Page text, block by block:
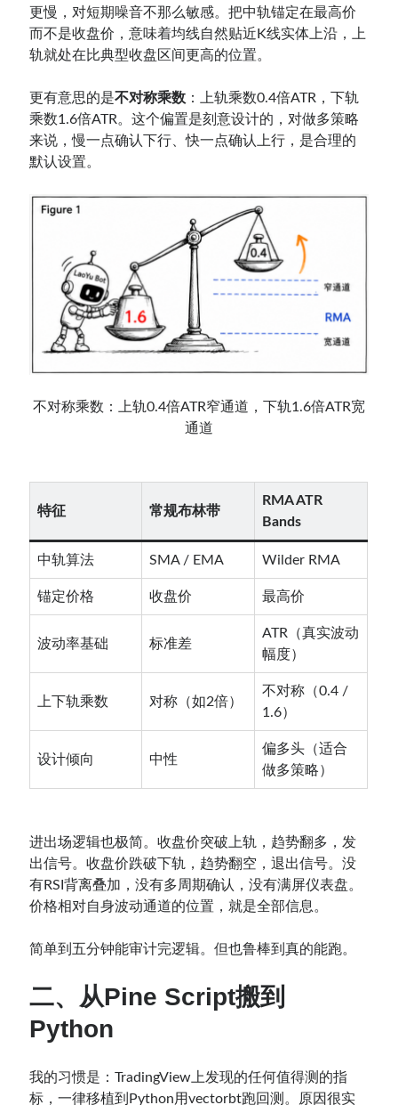
更慢，对短期噪音不那么敏感。把中轨锚定在最高价
而不是收盘价，意味着均线自然贴近K线实体上沿，上
轨就处在比典型收盘区间更高的位置。
更有意思的是不对称乘数 ：上轨乘数0.4倍ATR，下轨
乘数1.6倍ATR。这个偏置是刻意设计的，对做多策略
来说，慢一点确认下行、快一点确认上行，是合理的
默认设置。
不对称乘数：上轨0.4倍ATR窄通道，下轨1.6倍ATR宽
通道
特征 常规布林带
RMA ATR
Bands
中轨算法 SMA / EMA Wilder RMA
锚定价格 收盘价 最高价
波动率基础 标准差
ATR（真实波动
幅度）
上下轨乘数 对称（如2倍）
不对称（0.4 /
1.6）
设计倾向 中性
偏多头（适合
做多策略）
进出场逻辑也极简。收盘价突破上轨，趋势翻多，发
出信号。收盘价跌破下轨，趋势翻空，退出信号。没
有RSI背离叠加，没有多周期确认，没有满屏仪表盘。
价格相对自身波动通道的位置，就是全部信息。
简单到五分钟能审计完逻辑。但也鲁棒到真的能跑。
二、从Pine Script搬到
Python
我的习惯是：TradingView上发现的任何值得测的指
标，一律移植到Python用vectorbt跑回测。原因很实